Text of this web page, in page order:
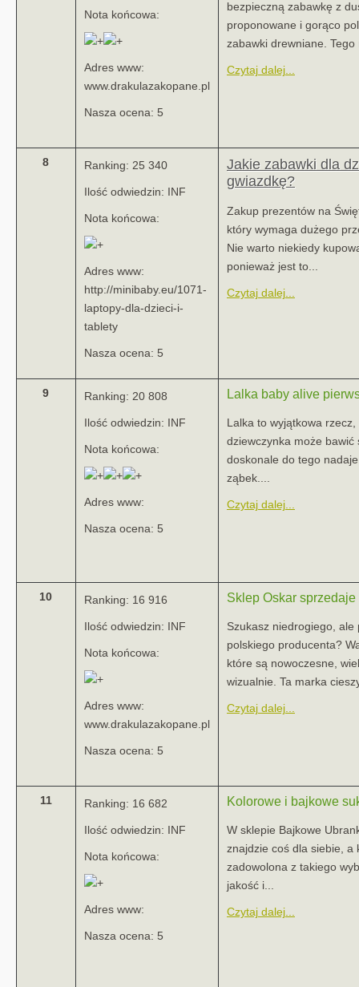
Nota końcowa:
Adres www:
www.drakulazakopane.pl
Nasza ocena: 5
bezpieczną zabawkę z
proponowane i gorąco
zabawki drewniane.
Czytaj dalej...
8 Ranking: 25 340
Ilość odwiedzin: INF
Nota końcowa:
Adres www:
http://minibaby.eu/1071-
laptopy-dla-dzieci-i-
tablety
Nasza ocena: 5
Jakie zabawki dla
gwiazdkę?
Zakup prezentów na
który wymaga dużego
Nie warto niekiedy
ponieważ jest to...
Czytaj dalej...
9 Ranking: 20 808
Ilość odwiedzin: INF
Nota końcowa:
Adres www:
Nasza ocena: 5
Lalka baby alive
Lalka to wyjątkowa rzecz,
dziewczynka może
doskonale do tego
ząbek....
Czytaj dalej...
10 Ranking: 16 916
Ilość odwiedzin: INF
Nota końcowa:
Adres www:
www.drakulazakopane.pl
Nasza ocena: 5
Sklep Oskar
Szukasz niedrogiego,
polskiego producenta?
które są nowoczesne,
wizualnie. Ta marka
Czytaj dalej...
11 Ranking: 16 682
Ilość odwiedzin: INF
Nota końcowa:
Adres www:
Nasza ocena: 5
Kolorowe i bajkowe
W sklepie Bajkowe
znajdzie coś dla siebie, a
zadowolona z takiego
jakość i...
Czytaj dalej...